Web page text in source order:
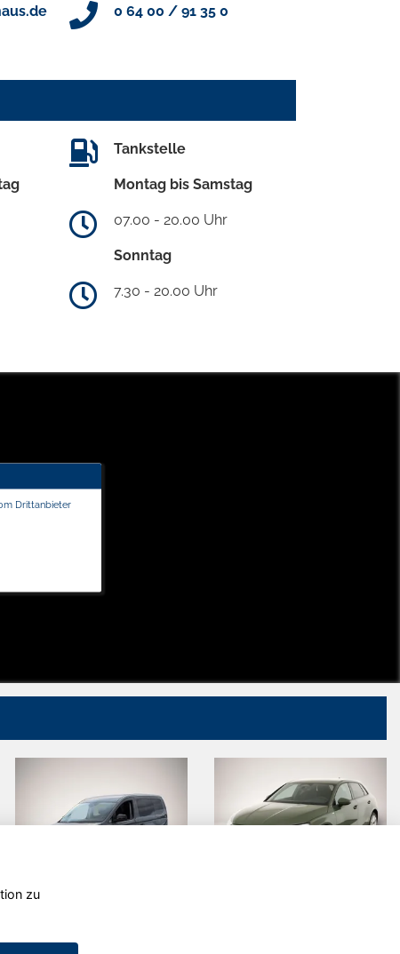
0 64 00 / 91 35 0
Tankstelle
Montag bis Samstag
07.00 - 20.00 Uhr
Sonntag
7.30 - 20.00 Uhr
Drittanbieter
zu